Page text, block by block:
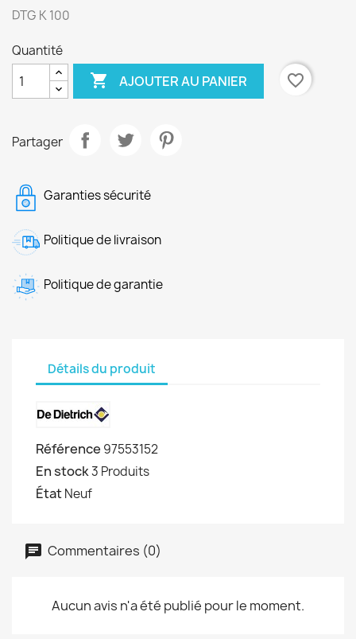
DTG K 100
Quantité
 AJOUTER AU PANIER favorite_border
Partager
Garanties sécurité
Politique de livraison
Politique de garantie
Détails du produit
Référence 97553152
En stock3 Produits
ÉtatNeuf
Commentaires (0)
Aucun avis n'a été publié pour le moment.